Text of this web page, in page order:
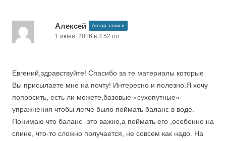
Алексей Автор записи
1 июня, 2016 в 3:52 пп
Евгений,здравствуйте! Спасибо за те материалы которые
Вы присылаете мне на почту! Интересно и полезно.Я хочу
попросить, есть ли можете,базовые «сухопутные»
упражнения чтобы легче было поймать баланс в воде.
Понимаю что баланс -это важно,а поймать его ,особенно на
спине, что-то сложно получается, не совсем как надо. На